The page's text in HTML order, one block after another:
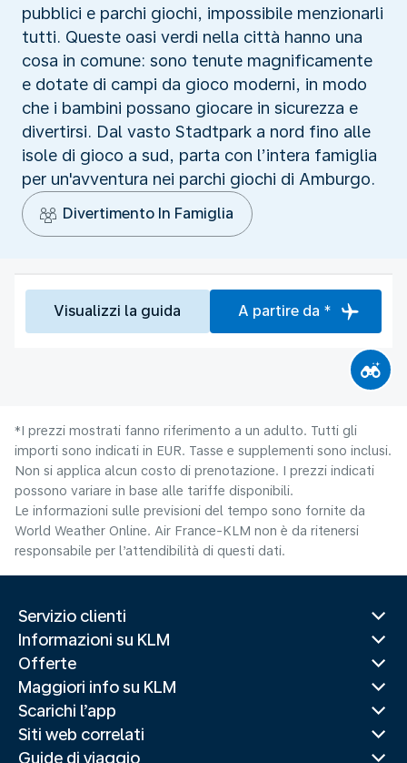
pubblici e parchi giochi, impossibile menzionarli
tutti. Queste oasi verdi nella città hanno una
cosa in comune: sono tenute magnificamente
e dotate di campi da gioco moderni, in modo
che i bambini possano giocare in sicurezza e
divertirsi. Dal vasto Stadtpark a nord fino alle
isole di gioco a sud, parta con l’intera famiglia
per un'avventura nei parchi giochi di Amburgo.
Divertimento In Famiglia
Visualizzi la guida A partire da *
*I prezzi mostrati fanno riferimento a un adulto. Tutti gli
importi sono indicati in EUR. Tasse e supplementi sono inclusi.
Non si applica alcun costo di prenotazione. I prezzi indicati
possono variare in base alle tariffe disponibili.
Le informazioni sulle previsioni del tempo sono fornite da
World Weather Online. Air France-KLM non è da ritenersi
responsabile per l’attendibilità di questi dati.
Servizio clienti
Informazioni su KLM
Offerte
Maggiori info su KLM
Scarichi l’app
Siti web correlati
Guide di viaggio